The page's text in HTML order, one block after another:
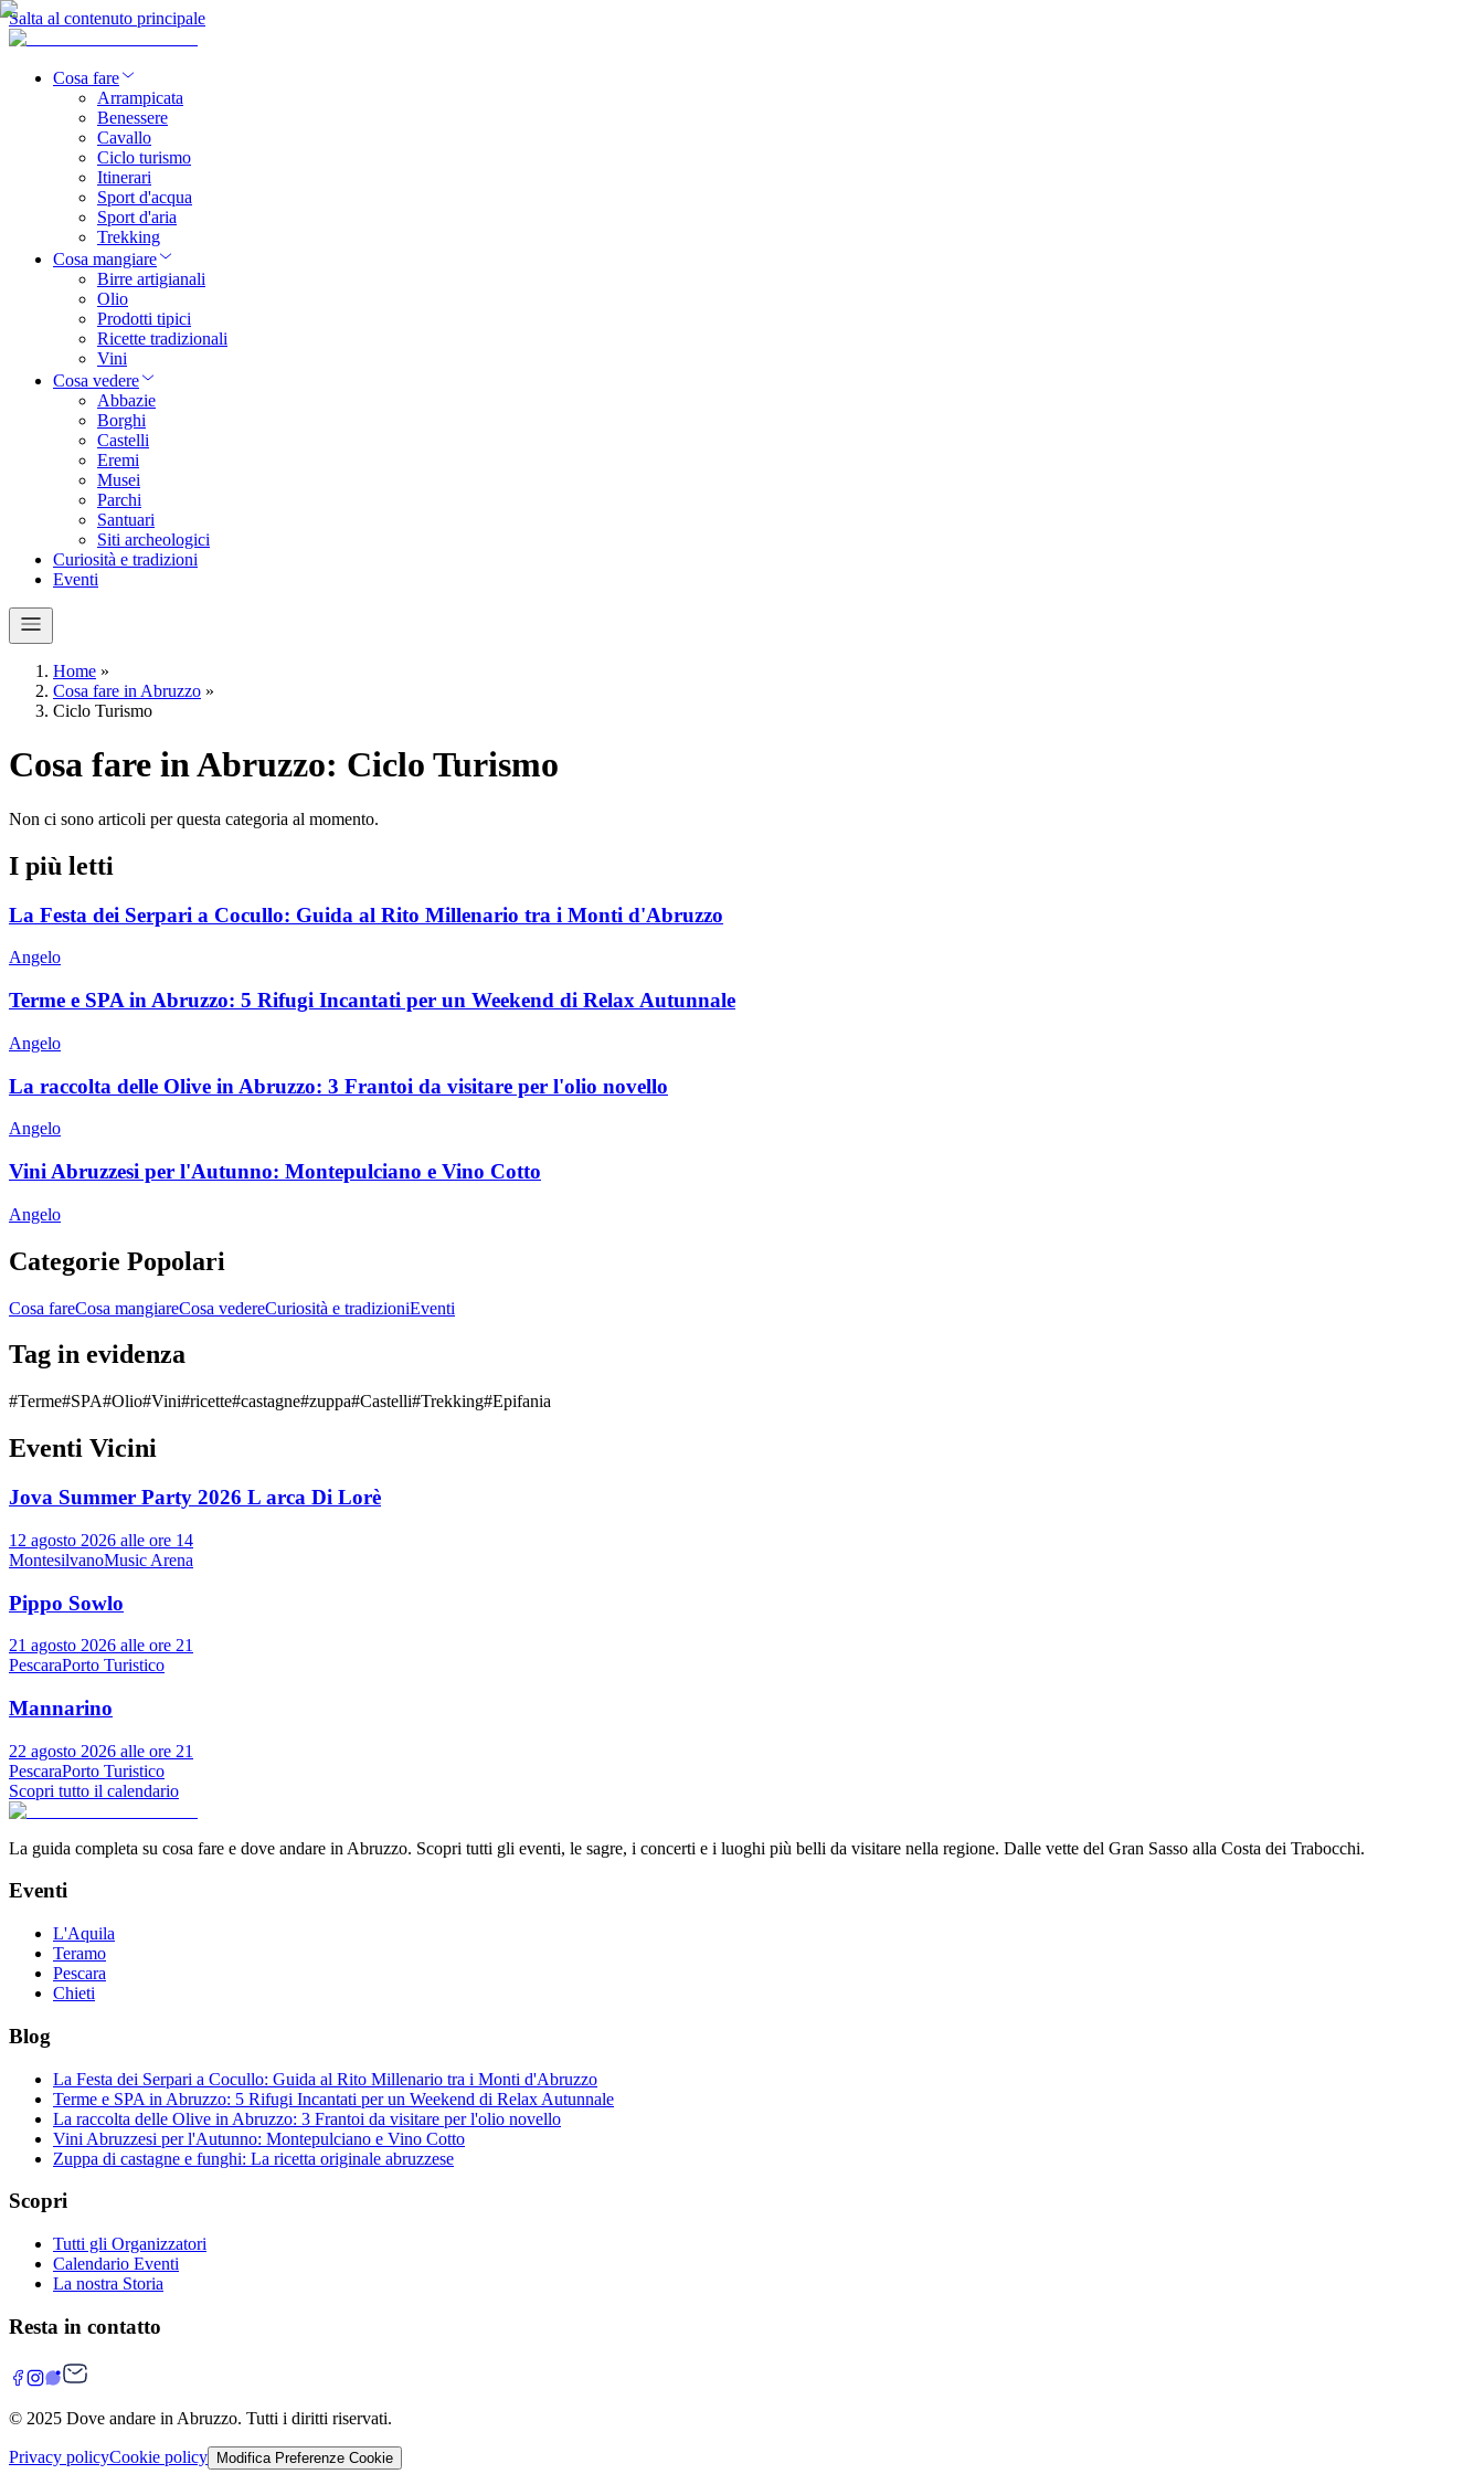
Salta al contenuto principale
Cosa fare
Arrampicata
Benessere
Cavallo
Ciclo turismo
Itinerari
Sport d'acqua
Sport d'aria
Trekking
Cosa mangiare
Birre artigianali
Olio
Prodotti tipici
Ricette tradizionali
Vini
Cosa vedere
Abbazie
Borghi
Castelli
Eremi
Musei
Parchi
Santuari
Siti archeologici
Curiosità e tradizioni
Eventi
Home »
Cosa fare in Abruzzo »
Ciclo Turismo
Cosa fare in Abruzzo: Ciclo Turismo
Non ci sono articoli per questa categoria al momento.
I più letti
La Festa dei Serpari a Cocullo: Guida al Rito Millenario tra i Monti d'Abruzzo
Angelo
Terme e SPA in Abruzzo: 5 Rifugi Incantati per un Weekend di Relax Autunnale
Angelo
La raccolta delle Olive in Abruzzo: 3 Frantoi da visitare per l'olio novello
Angelo
Vini Abruzzesi per l'Autunno: Montepulciano e Vino Cotto
Angelo
Categorie Popolari
Cosa fareCosa mangiareCosa vedereCuriosità e tradizioniEventi
Tag in evidenza
#Terme#SPA#Olio#Vini#ricette#castagne#zuppa#Castelli#Trekking#Epifania
Eventi Vicini
Jova Summer Party 2026 L arca Di Lorè
12 agosto 2026 alle ore 14
MontesilvanoMusic Arena
Pippo Sowlo
21 agosto 2026 alle ore 21
PescaraPorto Turistico
Mannarino
22 agosto 2026 alle ore 21
PescaraPorto Turistico
Scopri tutto il calendario
La guida completa su cosa fare e dove andare in Abruzzo. Scopri tutti gli eventi, le sagre, i concerti e i luoghi più belli da visitare nella regione. Dalle vette del Gran Sasso alla Costa dei Trabocchi.
Eventi
L'Aquila
Teramo
Pescara
Chieti
Blog
La Festa dei Serpari a Cocullo: Guida al Rito Millenario tra i Monti d'Abruzzo
Terme e SPA in Abruzzo: 5 Rifugi Incantati per un Weekend di Relax Autunnale
La raccolta delle Olive in Abruzzo: 3 Frantoi da visitare per l'olio novello
Vini Abruzzesi per l'Autunno: Montepulciano e Vino Cotto
Zuppa di castagne e funghi: La ricetta originale abruzzese
Scopri
Tutti gli Organizzatori
Calendario Eventi
La nostra Storia
Resta in contatto
© 2025 Dove andare in Abruzzo. Tutti i diritti riservati.
Privacy policyCookie policy Modifica Preferenze Cookie